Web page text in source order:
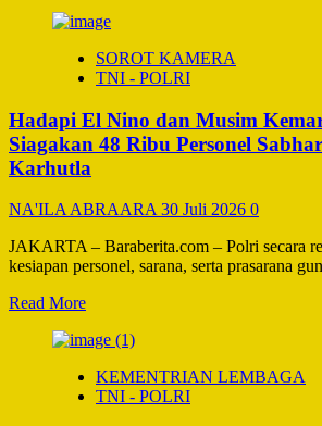
Kompolnas
2026
about
Informasi
Jadi
Utama
Bangun
Kepercayaan
Publik
di
Era
Digital
SOROT KAMERA
TNI - POLRI
Hadapi El Nino dan Musim
Siagakan 48 Ribu Personel
Karhutla
NA'ILA ABRAARA 30 Juli 2026 0
JAKARTA – Baraberita.com – Polri secara
kesiapan personel, sarana, serta prasarana
Read MoreRead
about
El
Nino
KEMENTRIAN LEMBAGA
TNI - POLRI